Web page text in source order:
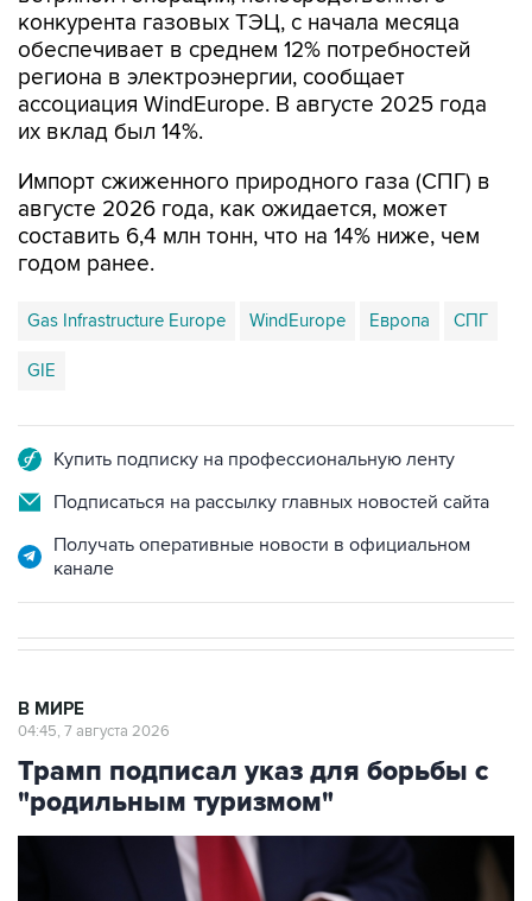
конкурента газовых ТЭЦ, с начала месяца
обеспечивает в среднем 12% потребностей
региона в электроэнергии, сообщает
ассоциация WindEurope. В августе 2025 года
их вклад был 14%.
Импорт сжиженного природного газа (СПГ) в
августе 2026 года, как ожидается, может
составить 6,4 млн тонн, что на 14% ниже, чем
годом ранее.
Gas Infrastructure Europe WindEurope Европа СПГ
GIE
Купить подписку на профессиональную ленту
Подписаться на рассылку главных новостей сайта
Получать оперативные новости в официальном
канале
В МИРЕ
04:45, 7 августа 2026
Трамп подписал указ для борьбы с
"родильным туризмом"